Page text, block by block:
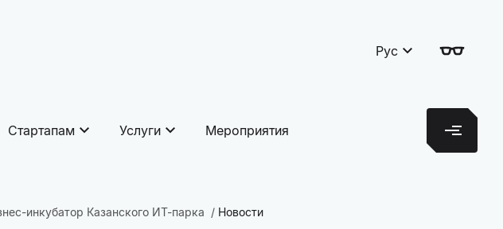
Рус
Стартапам Услуги Мероприятия
инкубатор Казанского ИТ-парка Новости